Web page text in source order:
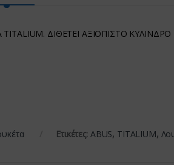
ΔΙΘΕΤΕΙ ΑΞΙΟΠΙΣΤΟ
Ετικέτες: ABUS, TITALIUM,